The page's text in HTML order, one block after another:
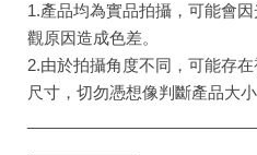
1.產品均為實品拍攝，可能會
觀原因造成色差。
2.由於拍攝角度不同，可能存
尺寸，切勿憑想像判斷產品大小